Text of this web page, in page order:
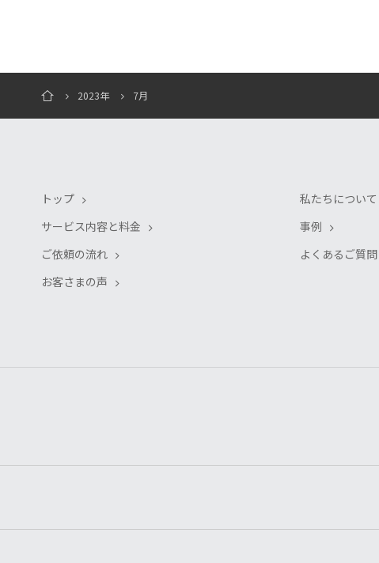
2023年 7月
トップ
サービス内容と料金
ご依頼の流れ
お客さまの声
私たちについて
事例
よくあるご質問